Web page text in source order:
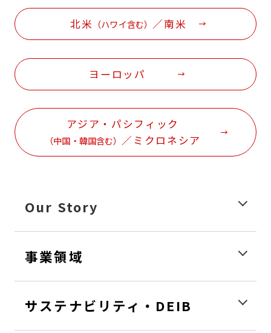
ヨーロッパ
アジア・パシフィック
（中国・韓国含む） ／ミクロネシア
北米 （ハワイ含む） ／南米
Our Story
事業領域
サステナビリティ・DEIB